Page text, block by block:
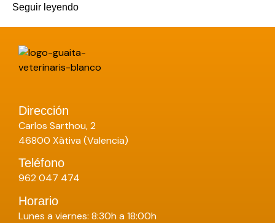
Seguir leyendo
Dirección
Carlos Sarthou, 2
46800 Xàtiva (Valencia)
Teléfono
962 047 474
Horario
Lunes a viernes: 8:30h a 18:00h